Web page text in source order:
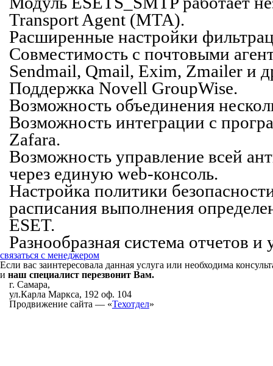
Transport Agent (MTA).
Расширенные настройки
Совместимость с почтовыми
Sendmail, Qmail, Exim, Zmailer и
Поддержка Novell GroupWise.
Возможность объединения
Возможность интеграции с
Zafara.
Возможность управление всей
через единую web-консоль.
Настройка политики
расписания выполнения
ESET.
Разнообразная система отчетов и
связаться с менеджером
Если вас заинтересовала данная услуга или необходима
и наш специалист перезвонит Вам.
г. Самара,
ул.Карла Маркса, 192 оф. 104
Продвижение сайта — «Техотдел»